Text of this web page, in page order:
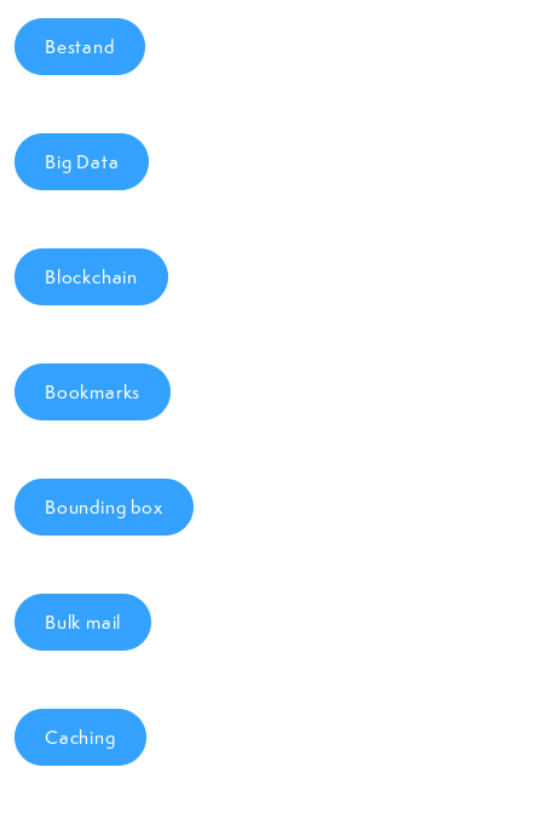
Bestand
Big Data
Blockchain
Bookmarks
Bounding box
Bulk mail
Caching